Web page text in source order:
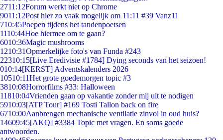
2711:12Forum werkt niet op Chrome
9011:12Post hier zo vaak mogelijk om 11:11 #39 Vanz11
710:45Poepen tijdens het tandenpoetsen
1110:44Hoe hiermee om te gaan?
6010:36Magic mushrooms
1210:31Opmerkelijke foto's van Funda #243
22310:15[Live Eredivisie #1784] Dying seconds van het seizoen!
010:14[KERST] Adventskalenders 2026
10510:11Het grote goedemorgen topic #3
3810:08Horrorfilms #33: Halloween
11810:04Vrienden gaan op vakantie zonder mij uit te nodigen
5910:03[ATP Tour] #169 Tosti Tallon back on fire
6710:00Aanbrengen mechanische ventilatie zinvol in oud huis?
14609:45[AKQ] #3384 Topic met vragen. En soms goede
antwoorden.